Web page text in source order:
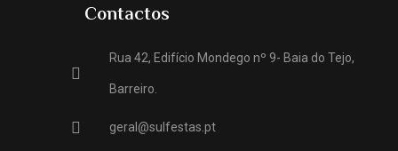
Contactos
Rua 42, Edifício Mondego nº 9- Baia do Tejo,
Barreiro.
geral@sulfestas.pt